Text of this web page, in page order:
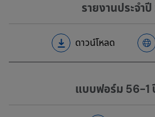
รายงานประจำ
ดาวน์โหลด
แบบฟอร์ม 56-1